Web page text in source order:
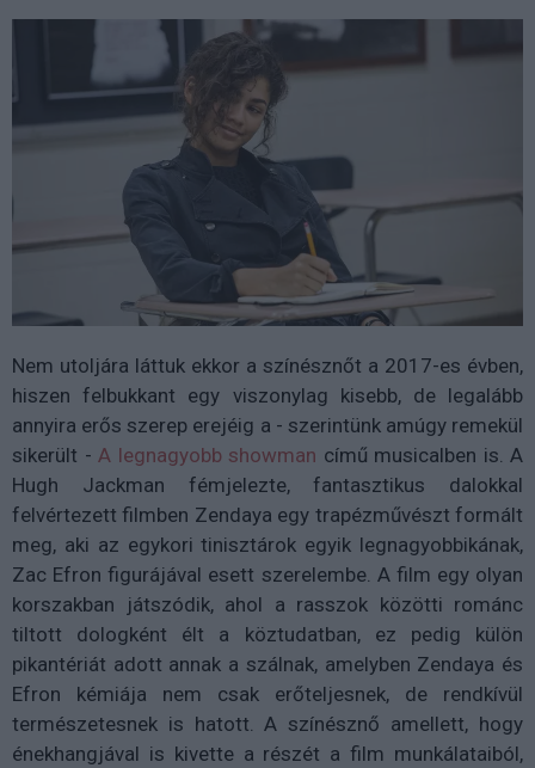
Nem utoljára láttuk ekkor a színésznőt a 2017-es évben,
hiszen felbukkant egy viszonylag kisebb, de legalább
annyira erős szerep erejéig a - szerintünk amúgy remekül
sikerült - A legnagyobb showman című musicalben is. A
Hugh Jackman fémjelezte, fantasztikus dalokkal
felvértezett filmben Zendaya egy trapézművészt formált
meg, aki az egykori tinisztárok egyik legnagyobbikának,
Zac Efron figurájával esett szerelembe. A film egy olyan
korszakban játszódik, ahol a rasszok közötti románc
tiltott dologként élt a köztudatban, ez pedig külön
pikantériát adott annak a szálnak, amelyben Zendaya és
Efron kémiája nem csak erőteljesnek, de rendkívül
természetesnek is hatott. A színésznő amellett, hogy
énekhangjával is kivette a részét a film munkálataiból,